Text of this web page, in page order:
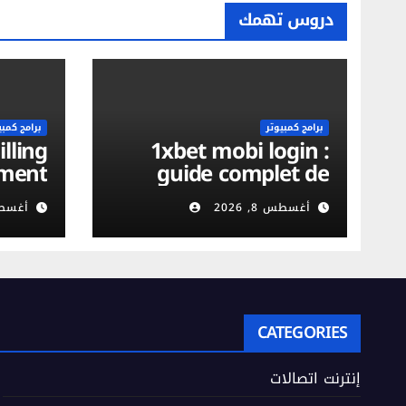
دروس تهمك
برامج كمبيوتر
1xbet mobi login :
guide complet de
vérification du
compte et sécurité
mobile
أغسطس 8, 2026
برامج
أغسطس
CATEGORIES
إنترنت اتصالات